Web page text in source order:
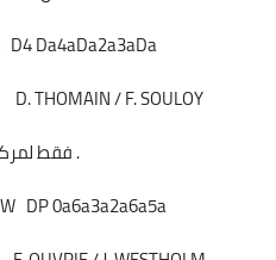
D4 Da4aDa2a3aDa
D. THOMAIN / F. SOULOY
فقط لمركز خامس .
DP 0a6a3a2a6a5a